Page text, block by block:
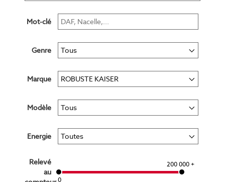
Mot-clé
Genre
Marque
Modèle
Energie
Relevé
au
0
200 000 +